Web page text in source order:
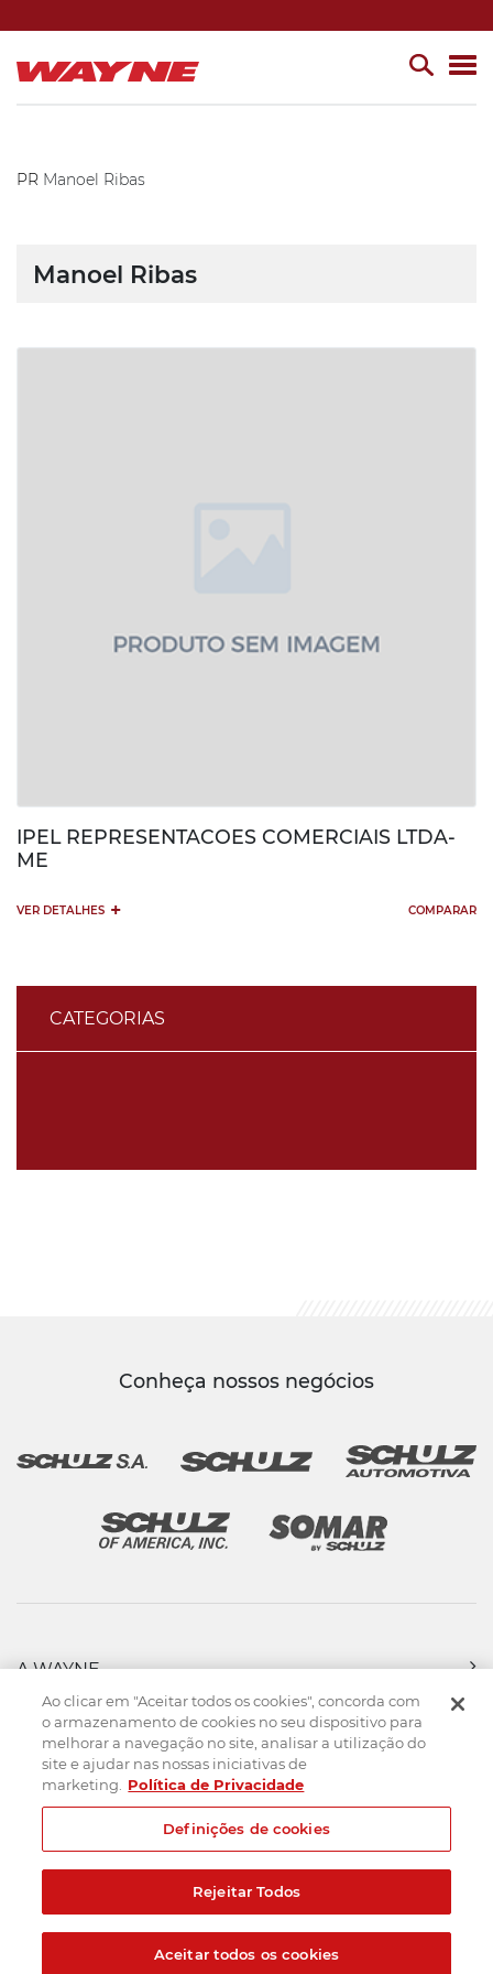
PR Manoel Ribas
CATEGORIAS
Manoel Ribas
IPEL REPRESENTACOES COMERCIAIS LTDA-
ME
VER DETALHES + COMPARAR
Conheça nossos negócios
A WAYNE
PRODUTOS
FORÇA DE VENDAS
ASSISTÊNCIA TÉCNICA
DOWNLOADS
CONTATO
Mapa do Site Termos de uso Política de privacidade
Created by
Ao clicar em "Aceitar todos os cookies", concorda com
o armazenamento de cookies no seu dispositivo para
melhorar a navegação no site, analisar a utilização do
site e ajudar nas nossas iniciativas de
marketing.
Política de Privacidade
Definições de cookies
Rejeitar Todos
Aceitar todos os cookies